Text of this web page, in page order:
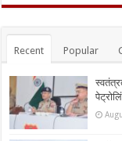
Recent Popular